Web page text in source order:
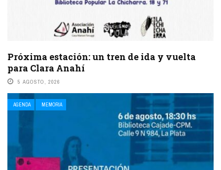
Próxima estación: un tren de ida y vuelta
para Clara Anahí
5 AGOSTO, 2026
La Asociación Anahí y la biblioteca La Chicharra coordinan este
sábado 8 de agosto un recorrido de ida y vuelta desde Meridiano V
AGENDA MEMORIA